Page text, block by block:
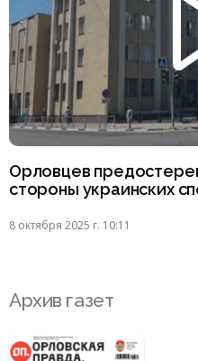
Орловцев
стороны украинских
8 октября 2025 г. 10:11
Архив газет